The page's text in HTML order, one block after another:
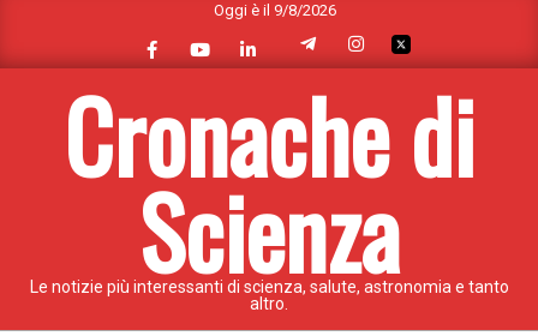
content
Oggi è il 9/8/2026
Cronache di
Scienza
Le notizie più interessanti di scienza, salute, astronomia e tanto
altro.